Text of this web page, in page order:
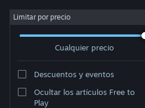
Iniciar sesión
Limitar por precio
Cualquier precio
Descuentos y eventos
Ocultar los artículos Free to
Play
Editor: Björn Ottosson